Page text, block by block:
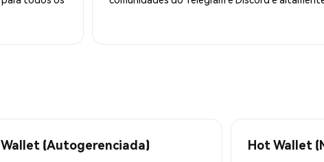
(Autogerenciada) Hot Wallet